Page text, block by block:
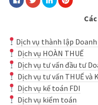
Dịch vụ thành lập
Dịch vụ HOÀN THUẾ
Dịch vụ tư vấn đầu tư
Dịch vụ tư vấn THUẾ và
Dịch vụ kế toán FDI
Dịch vụ kiểm toán